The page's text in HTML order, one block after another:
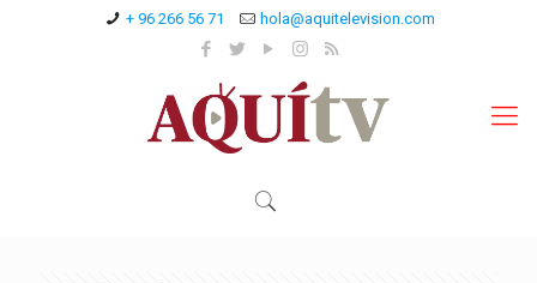
+ 96 266 56 71 hola@aquitelevision.com